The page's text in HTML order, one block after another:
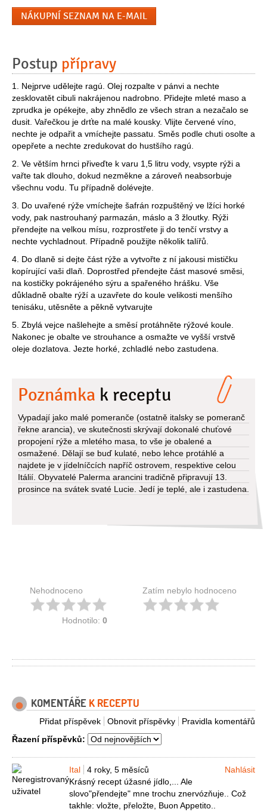
NÁKUPNÍ SEZNAM NA E-MAIL
Postup přípravy
1. Nejprve udělejte ragú. Olej rozpalte v pánvi a nechte
zesklovatět cibuli nakrájenou nadrobno. Přidejte mleté maso a
zprudka je opékejte, aby zhnědlo ze všech stran a nezačalo se
dusit. Vařečkou je drťte na malé kousky. Vlijte červené víno,
nechte je odpařit a vmíchejte passatu. Směs podle chuti osolte a
opepřete a nechte zredukovat do hustšího ragú.
2. Ve větším hrnci přiveďte k varu 1,5 litru vody, vsypte rýži a
vařte tak dlouho, dokud nezměkne a zároveň neabsorbuje
všechnu vodu. Tu případně dolévejte.
3. Do uvařené rýže vmíchejte šafrán rozpuštěný ve lžíci horké
vody, pak nastrouhaný parmazán, máslo a 3 žloutky. Rýži
přendejte na velkou mísu, rozprostřete ji do tenčí vrstvy a
nechte vychladnout. Případně použijte několik talířů.
4. Do dlaně si dejte část rýže a vytvořte z ní jakousi mističku
kopírující vaši dlaň. Doprostřed přendejte část masové směsi,
na kostičky pokrájeného sýru a spařeného hrášku. Vše
důkladně obalte rýží a uzavřete do koule velikosti menšího
tenisáku, utěsněte a pěkně vytvarujte
5. Zbylá vejce našlehejte a směsí protáhněte rýžové koule.
Nakonec je obalte ve strouhance a osmažte ve vyšší vrstvě
oleje dozlatova. Jezte horké, zchladlé nebo zastudena.
Poznámka k receptu
Vypadají jako malé pomeranče (ostatně italsky se pomeranč
řekne arancia), ve skutečnosti skrývají dokonalé chuťové
propojení rýže a mletého masa, to vše je obalené a
osmažené. Dělají se buď kulaté, nebo lehce protáhlé a
najdete je v jídelníčcích napříč ostrovem, respektive celou
Itálií. Obyvatelé Palerma arancini tradičně připravují 13.
prosince na svátek svaté Lucie. Jedí je teplé, ale i zastudena.
Nehodnoceno
Hodnotilo: 0
Zatím nebylo hodnoceno
KOMENTÁŘE K RECEPTU
Pravidla komentářů
Obnovit příspěvky
Přidat příspěvek
Řazení příspěvků:
Ital 4 roky, 5 měsíců
Nahlásit
Krásný recept úžasné jídlo,... Ale
slovo"přendejte" mne trochu znervózňuje.. Což
takhle: vložte, přeložte, Buon Appetito..